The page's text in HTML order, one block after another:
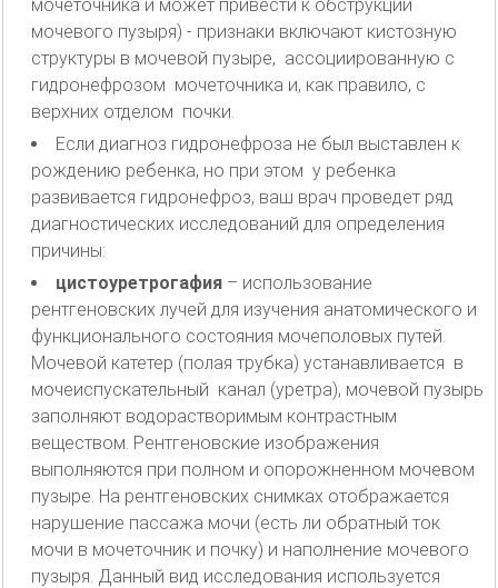
мочеточника и может привести к обструкции
мочевого пузыря) - признаки включают кистозную
структуры в мочевой пузыре, ассоциированную с
гидронефрозом мочеточника и, как правило, с
верхних отделом почки.
Если диагноз гидронефроза не был выставлен к
рождению ребенка, но при этом у ребенка
развивается гидронефроз, ваш врач проведет ряд
диагностических исследований для определения
причины:
цистоуретрогафия – использование
рентгеновских лучей для изучения анатомического и
функционального состояния мочеполовых путей.
Мочевой катетер (полая трубка) устанавливается в
мочеиспускательный канал (уретра), мочевой пузырь
заполняют водорастворимым контрастным
веществом. Рентгеновские изображения
выполняются при полном и опорожненном мочевом
пузыре. На рентгеновских снимках отображается
нарушение пассажа мочи (есть ли обратный ток
мочи в мочеточник и почку) и наполнение мочевого
пузыря. Данный вид исследования используется